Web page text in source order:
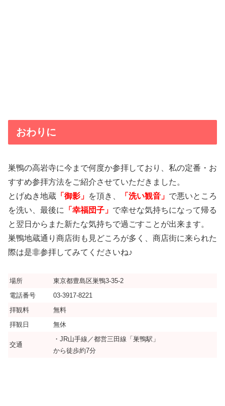
おわりに
巣鴨の高岩寺に今まで何度か参拝しており、私の定番・お
すすめ参拝方法をご紹介させていただきました。
とげぬき地蔵 「御影」 を頂き、 「洗い観音」 で悪いところ
を洗い、最後に
「幸福団子」 で幸せな気持ちになって帰る
と翌日からまた新たな気持ちで過ごすことが出来ます。
巣鴨地蔵通り商店街も見どころが多く、商店街に来られた
際は是非参拝してみてくださいね♪
場所
東京都豊島区巣鴨3-35-2
電話番号
03-3917-8221
拝観料
無料
拝観日
無休
交通
・JR山手線／都営三田線「巣鴨駅」
から徒歩約7分